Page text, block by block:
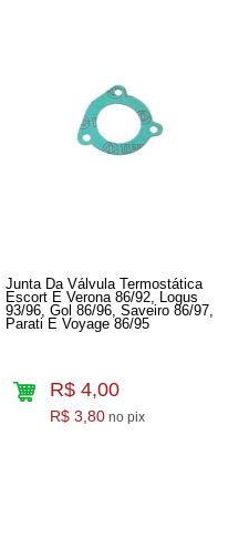
Junta Da Válvula Termostática
Escort E Verona 86/92, Logus
93/96, Gol 86/96, Saveiro 86/97,
Parati E Voyage 86/95
R$ 4,00
R$ 3,80 no pix